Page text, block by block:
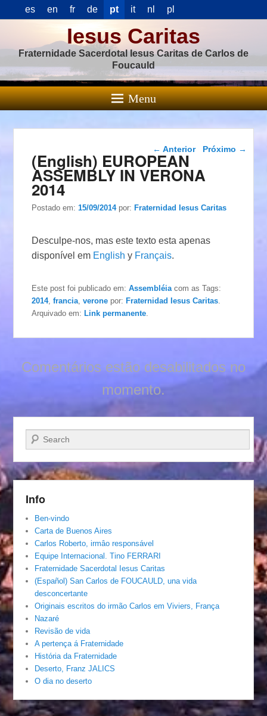
es en fr de pt it nl pl
Iesus Caritas
Fraternidade Sacerdotal Iesus Caritas de Carlos de
Foucauld
Menu
Navegação das
← Anterior Próximo →
(English) EUROPEAN
ASSEMBLY IN VERONA
2014
Postado em:15/09/2014 por:Fraternidad Iesus Caritas
Desculpe-nos, mas este texto esta apenas
disponível em English y Français.
Este post foi publicado em:Assembléia com as Tags:
2014,francia ,verone por:Fraternidad Iesus Caritas
Arquivado em:Link permanente
Comentários estão desabilitados no
momento.
Pesquisar…
Info
Ben-vindo
Carta de Buenos Aires
Carlos Roberto, irmâo responsável
Equipe Internacional. Tino FERRARI
Fraternidade Sacerdotal Iesus Caritas
(Español) San Carlos de FOUCAULD, una vida
desconcertante
Originais escritos do irmão Carlos em Viviers, França
Nazaré
Revisão de vida
A pertença á Fraternidade
História da Fraternidade
Deserto, Franz JALICS
O dia no deserto